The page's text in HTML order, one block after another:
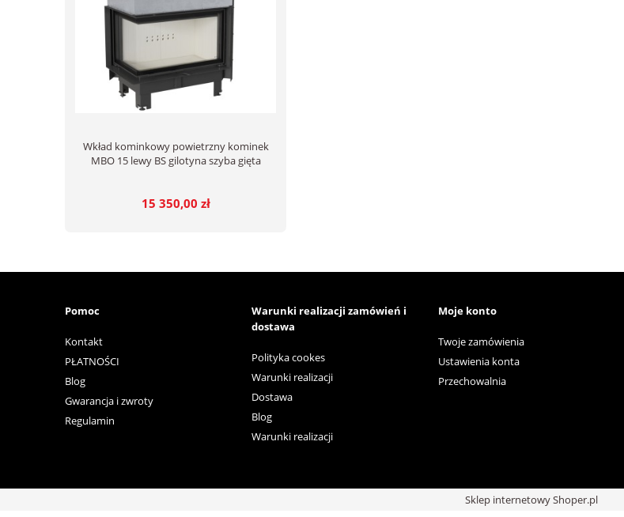
Wkład kominkowy powietrzny kominek
MBO 15 lewy BS gilotyna szyba gięta
15 350,00 zł
Pomoc
Kontakt
PŁATNOŚCI
Blog
Gwarancja i zwroty
Regulamin
Warunki realizacji zamówień i
dostawa
Polityka cookes
Warunki realizacji
Dostawa
Blog
Warunki realizacji
Moje konto
Twoje zamówienia
Ustawienia konta
Przechowalnia
Sklep internetowy Shoper.pl